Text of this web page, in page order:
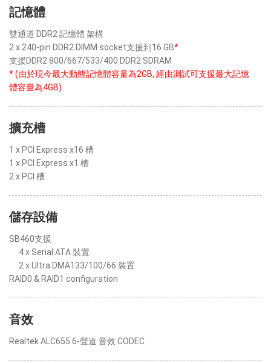
記憶體
雙通道 DDR2 記憶體 架構
2 x 240-pin DDR2 DIMM socket支援到16 GB*
支援DDR2 800/667/533/400 DDR2 SDRAM
* (由於現今最大動態記憶體容量為2GB, 經由測試可支援最大記憶
體容量為4GB)
擴充槽
1 x PCI Express x16 槽
1 x PCI Express x1 槽
2 x PCI 槽
儲存設備
SB460支援
4 x Serial ATA 裝置
2 x Ultra DMA133/100/66 裝置
RAID0 & RAID1 configuration
音效
Realtek ALC655 6-聲道 音效 CODEC